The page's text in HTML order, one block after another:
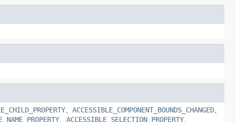
、 ACCESSIBLE_COMPONENT_BOUNDS_CHANGED、
、 ACCESSIBLE_SELECTION_PROPERTY、